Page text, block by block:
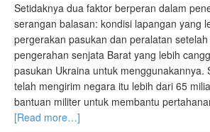
Setidaknya dua faktor berperan dalam
serangan balasan: kondisi lapangan yang
pergerakan pasukan dan peralatan
pengerahan senjata Barat yang lebih
pasukan Ukraina untuk menggunakannya.
telah mengirim negara itu lebih dari 65
bantuan militer untuk membantu
[Read more…]